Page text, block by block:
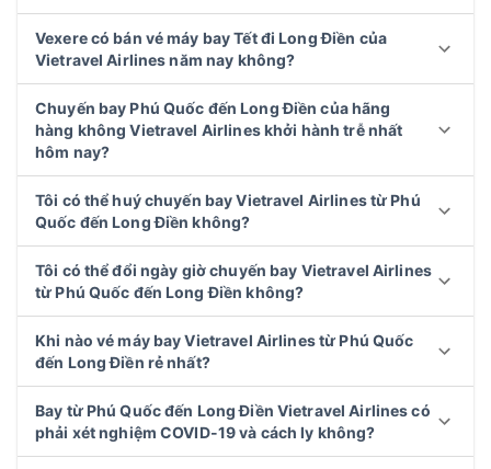
Vexere có bán vé máy bay Tết đi Long Điền của
Vietravel Airlines năm nay không?
Chuyến bay Phú Quốc đến Long Điền của hãng
hàng không Vietravel Airlines khởi hành trễ nhất
hôm nay?
Tôi có thể huý chuyến bay Vietravel Airlines từ Phú
Quốc đến Long Điền không?
Tôi có thể đổi ngày giờ chuyến bay Vietravel Airlines
từ Phú Quốc đến Long Điền không?
Khi nào vé máy bay Vietravel Airlines từ Phú Quốc
đến Long Điền rẻ nhất?
Bay từ Phú Quốc đến Long Điền Vietravel Airlines có
phải xét nghiệm COVID-19 và cách ly không?